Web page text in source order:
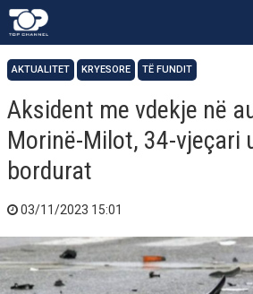
AKTUALITET KRYESORE TË FUNDIT
Aksident me vdekje në
Morinë-Milot, 34-vjeçari
bordurat
03/11/2023 15:01